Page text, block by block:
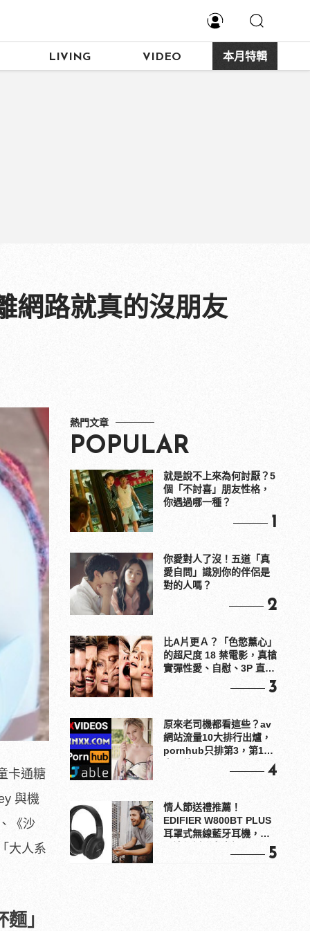
LIVING VIDEO 本月特輯
網路就真的沒朋友
卡通糖
與機
《沙
大人系
」
熱門文章
POPULAR
就是說不上來為何討厭？5
個「不討喜」朋友性格，
你遇過哪一種？
1
你愛對人了沒！五道「真
愛自問」識別你的伴侶是
對的人嗎？
2
比A片更Ａ？「色慾薰心」
的超尺度 18 禁電影，真槍
實彈性愛、自慰、3P 直接
3
原來老司機都看這些？av
網站流量10大排行出爐，
pornhub只排第3，第1名
4
情人節送禮推薦！
EDIFIER W800BT PLUS
耳罩式無線藍牙耳機，在
5